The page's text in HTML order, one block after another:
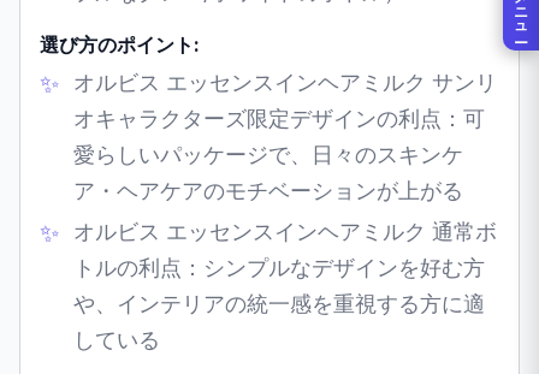
選び方のポイント:
オルビス エッセンスインヘアミルク サンリ
オキャラクターズ限定デザインの利点：可
愛らしいパッケージで、日々のスキンケ
ア・ヘアケアのモチベーションが上がる
オルビス エッセンスインヘアミルク 通常ボ
トルの利点：シンプルなデザインを好む方
や、インテリアの統一感を重視する方に適
している